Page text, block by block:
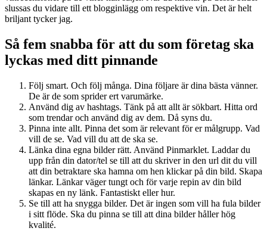
slussas du vidare till ett blogginlägg om respektive vin. Det är helt
briljant tycker jag.
Så fem snabba för att du som företag ska
lyckas med ditt pinnande
Följ smart. Och följ många. Dina följare är dina bästa vänner.
De är de som sprider ert varumärke.
Använd dig av hashtags. Tänk på att allt är sökbart. Hitta ord
som trendar och använd dig av dem. Då syns du.
Pinna inte allt. Pinna det som är relevant för er målgrupp. Vad
vill de se. Vad vill du att de ska se.
Länka dina egna bilder rätt. Använd Pinmarklet. Laddar du
upp från din dator/tel se till att du skriver in den url dit du vill
att din betraktare ska hamna om hen klickar på din bild. Skapa
länkar. Länkar väger tungt och för varje repin av din bild
skapas en ny länk. Fantastiskt eller hur.
Se till att ha snygga bilder. Det är ingen som vill ha fula bilder
i sitt flöde. Ska du pinna se till att dina bilder håller hög
kvalité.